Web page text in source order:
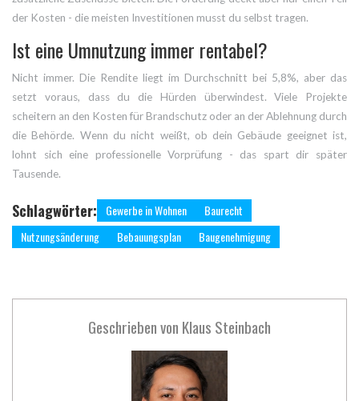
der Kosten - die meisten Investitionen musst du selbst tragen.
Ist eine Umnutzung immer rentabel?
Nicht immer. Die Rendite liegt im Durchschnitt bei 5,8%, aber das
setzt voraus, dass du die Hürden überwindest. Viele Projekte
scheitern an den Kosten für Brandschutz oder an der Ablehnung durch
die Behörde. Wenn du nicht weißt, ob dein Gebäude geeignet ist,
lohnt sich eine professionelle Vorprüfung - das spart dir später
Tausende.
Schlagwörter: Gewerbe in Wohnen
Baurecht
Nutzungsänderung
Bebauungsplan Baugenehmigung
Geschrieben von Klaus Steinbach